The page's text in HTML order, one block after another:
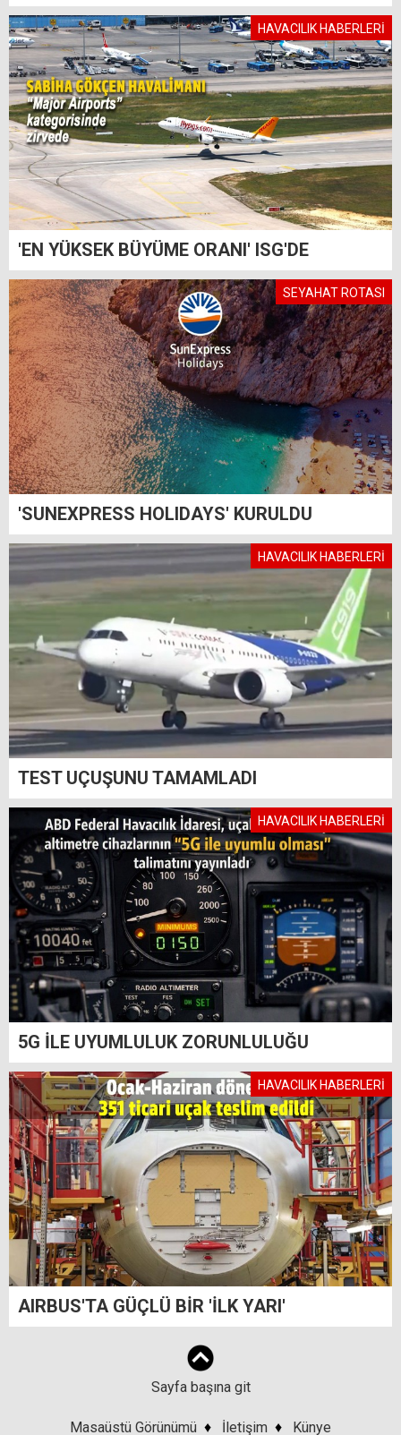
HAVACILIK HABERLERİ
'EN YÜKSEK BÜYÜME ORANI' ISG'DE
SEYAHAT ROTASI
'SUNEXPRESS HOLIDAYS' KURULDU
HAVACILIK HABERLERİ
TEST UÇUŞUNU TAMAMLADI
HAVACILIK HABERLERİ
5G İLE UYUMLULUK ZORUNLULUĞU
HAVACILIK HABERLERİ
AIRBUS'TA GÜÇLÜ BİR 'İLK YARI'
Sayfa başına git
Masaüstü Görünümü ♦ İletişim ♦ Künye